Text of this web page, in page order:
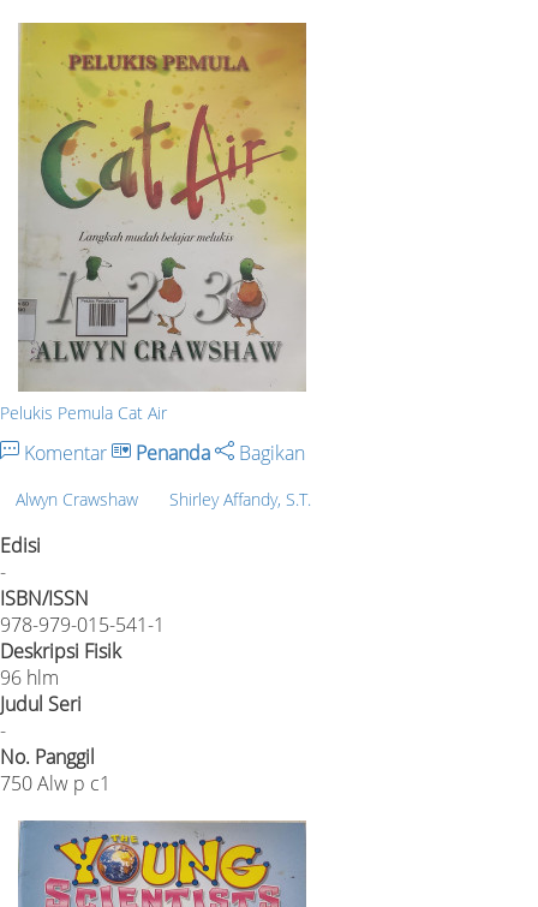
Pelukis Pemula Cat Air
Komentar Penanda Bagikan
Alwyn Crawshaw Shirley Affandy, S.T.
Edisi
-
ISBN/ISSN
978-979-015-541-1
Deskripsi Fisik
96 hlm
Judul Seri
-
No. Panggil
750 Alw p c1